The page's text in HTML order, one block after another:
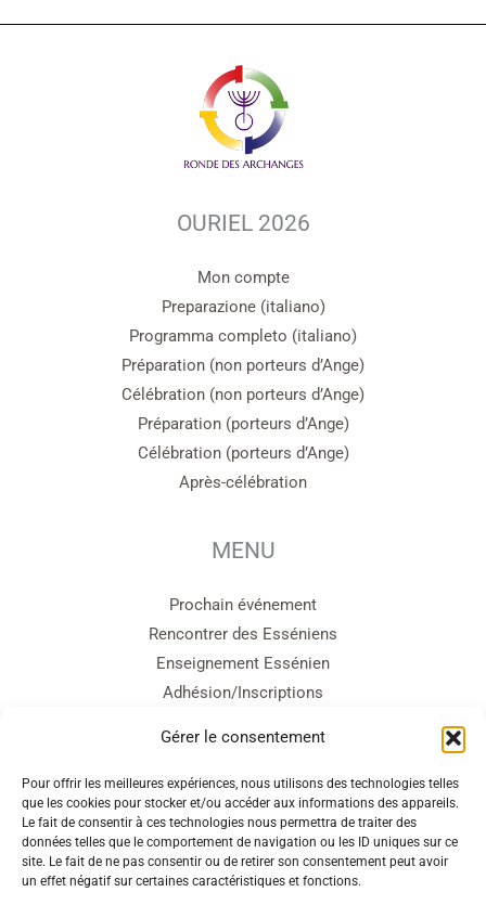
Gérer le consentement
Pour offrir les meilleures expériences, nous utilisons des technologies telles
que les cookies pour stocker et/ou accéder aux informations des appareils.
Le fait de consentir à ces technologies nous permettra de traiter des
données telles que le comportement de navigation ou les ID uniques sur ce
site. Le fait de ne pas consentir ou de retirer son consentement peut avoir
un effet négatif sur certaines caractéristiques et fonctions.
OURIEL 2026
Mon compte
Preparazione (italiano)
Programma completo (italiano)
Préparation (non porteurs d’Ange)
Célébration (non porteurs d’Ange)
Préparation (porteurs d’Ange)
Célébration (porteurs d’Ange)
Après-célébration
MENU
Prochain événement
Rencontrer des Esséniens
Enseignement Essénien
Adhésion/Inscriptions
sites amis
Ecole Essénienne